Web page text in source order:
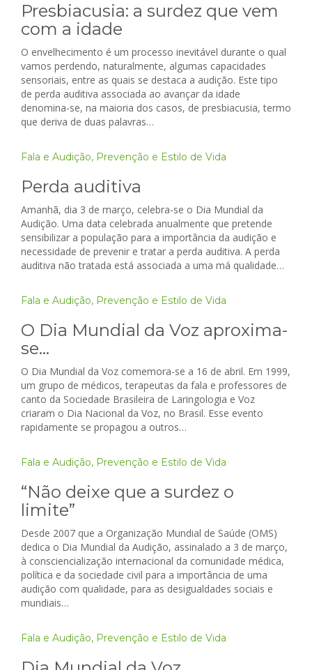
Presbiacusia: a surdez que vem
com a idade
O envelhecimento é um processo inevitável durante o qual
vamos perdendo, naturalmente, algumas capacidades
sensoriais, entre as quais se destaca a audição. Este tipo
de perda auditiva associada ao avançar da idade
denomina-se, na maioria dos casos, de presbiacusia, termo
que deriva de duas palavras…
Fala e Audição, Prevenção e Estilo de Vida
Perda auditiva
Amanhã, dia 3 de março, celebra-se o Dia Mundial da
Audição. Uma data celebrada anualmente que pretende
sensibilizar a população para a importância da audição e
necessidade de prevenir e tratar a perda auditiva. A perda
auditiva não tratada está associada a uma má qualidade…
Fala e Audição, Prevenção e Estilo de Vida
O Dia Mundial da Voz aproxima-
se…
O Dia Mundial da Voz comemora-se a 16 de abril. Em 1999,
um grupo de médicos, terapeutas da fala e professores de
canto da Sociedade Brasileira de Laringologia e Voz
criaram o Dia Nacional da Voz, no Brasil. Esse evento
rapidamente se propagou a outros…
Fala e Audição, Prevenção e Estilo de Vida
“Não deixe que a surdez o
limite”
Desde 2007 que a Organização Mundial de Saúde (OMS)
dedica o Dia Mundial da Audição, assinalado a 3 de março,
à consciencialização internacional da comunidade médica,
política e da sociedade civil para a importância de uma
audição com qualidade, para as desigualdades sociais e
mundiais…
Fala e Audição, Prevenção e Estilo de Vida